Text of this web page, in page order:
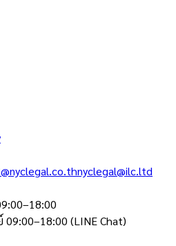
nyclegal@ilc.ltd
(LINE Chat)